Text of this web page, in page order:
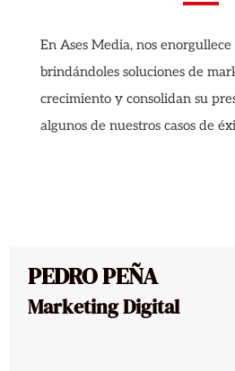
En Ases Media, nos
brindándoles soluciones de
crecimiento y consolidan su
algunos de nuestros casos de
PEDRO PEÑA
Marketing Digital